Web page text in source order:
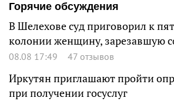
Горячие обсуждения
В Шелехове суд приговорил к
колонии женщину, зарезавшую
08.08 17:49 47 отзывов
Иркутян приглашают пройти
при получении госуслуг